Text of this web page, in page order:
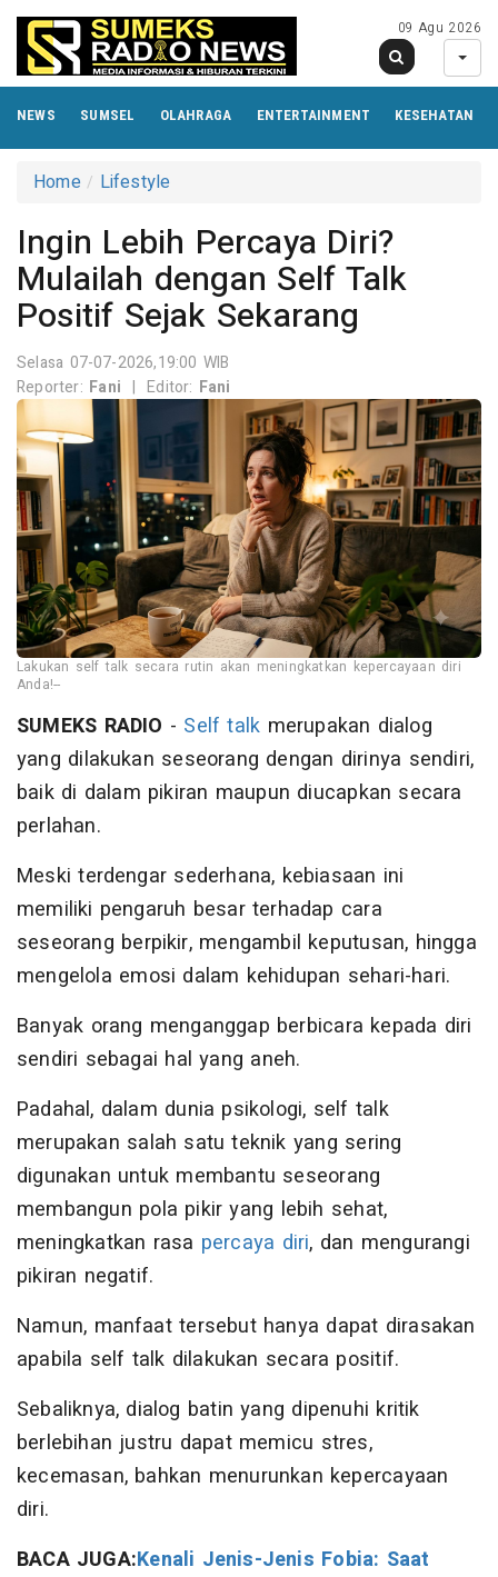
09 Agu 2026
NEWS SUMSEL OLAHRAGA ENTERTAINMENT KESEHATAN
Home Lifestyle
Ingin Lebih Percaya Diri?
Mulailah dengan Self Talk
Positif Sejak Sekarang
Selasa 07-07-2026,19:00 WIB
Reporter: Fani | Editor: Fani
Lakukan self talk secara rutin akan meningkatkan kepercayaan diri
Anda!--
SUMEKS RADIO - Self talk merupakan dialog
yang dilakukan seseorang dengan dirinya sendiri,
baik di dalam pikiran maupun diucapkan secara
perlahan.
Meski terdengar sederhana, kebiasaan ini
memiliki pengaruh besar terhadap cara
seseorang berpikir, mengambil keputusan, hingga
mengelola emosi dalam kehidupan sehari-hari.
Banyak orang menganggap berbicara kepada diri
sendiri sebagai hal yang aneh.
Padahal, dalam dunia psikologi, self talk
merupakan salah satu teknik yang sering
digunakan untuk membantu seseorang
membangun pola pikir yang lebih sehat,
meningkatkan rasa percaya diri, dan mengurangi
pikiran negatif.
Namun, manfaat tersebut hanya dapat dirasakan
apabila self talk dilakukan secara positif.
Sebaliknya, dialog batin yang dipenuhi kritik
berlebihan justru dapat memicu stres,
kecemasan, bahkan menurunkan kepercayaan
diri.
BACA JUGA:Kenali Jenis-Jenis Fobia: Saat